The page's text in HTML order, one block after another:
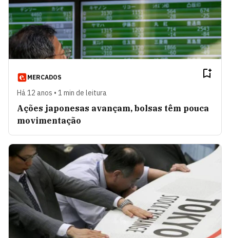
MERCADOS
Há 12 anos • 1 min de leitura
Ações japonesas avançam, bolsas têm pouca
movimentação